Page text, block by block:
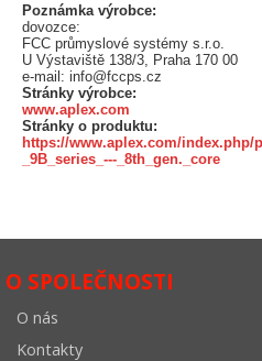
Poznámka výrobce:
dovozce:
FCC průmyslové systémy s.r.o.
U Výstaviště 138/3, Praha 170 00
e-mail: info@fccps.cz
Stránky výrobce:
www.aplex.com
Stránky o produktu:
https://www.aplex.com/
_9B_series_---_8th_gen._core
O SPOLEČNOSTI
O nás
Kontakty